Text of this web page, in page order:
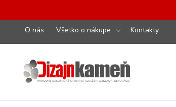
O nás Všetko o nákupe Kontakty